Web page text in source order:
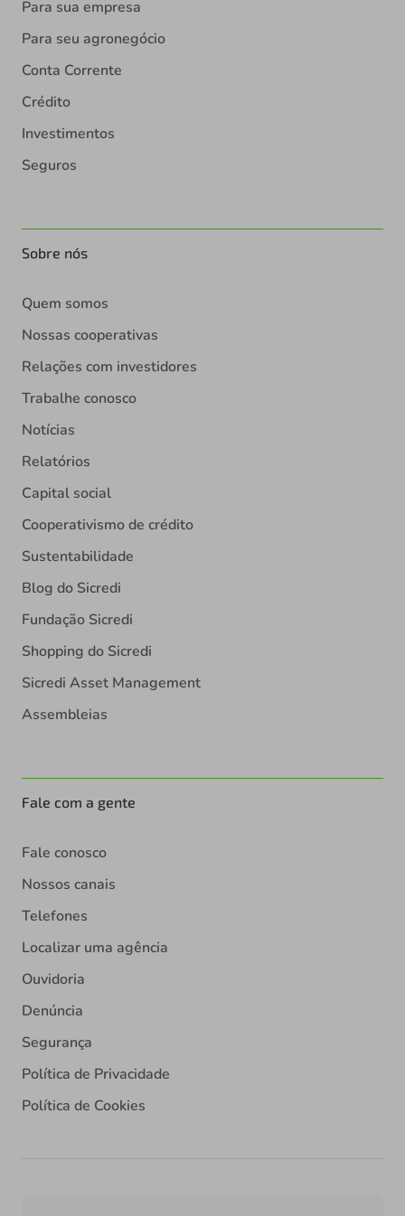
Para sua empresa
Para seu agronegócio
Conta Corrente
Crédito
Investimentos
Seguros
Sobre nós
Quem somos
Nossas cooperativas
Relações com investidores
Trabalhe conosco
Notícias
Relatórios
Capital social
Cooperativismo de crédito
Sustentabilidade
Blog do Sicredi
Fundação Sicredi
Shopping do Sicredi
Sicredi Asset Management
Assembleias
Fale com a gente
Fale conosco
Nossos canais
Telefones
Localizar uma agência
Ouvidoria
Denúncia
Segurança
Política de Privacidade
Política de Cookies